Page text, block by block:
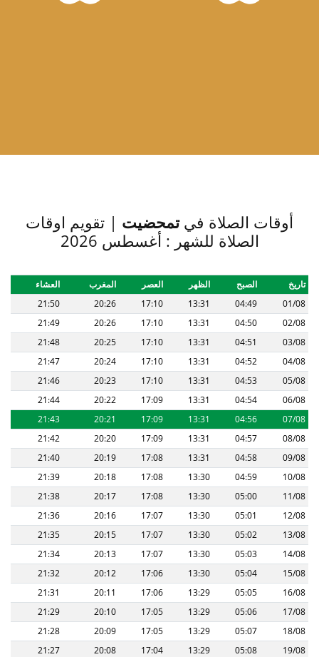
أوقات الصلاة فيتمحضيت | تقويم اوقات
الصلاة للشهر : أغسطس 2026
تاريخ الصبح الظهر العصر المغرب
العشاء
01/08
04:49
13:31
17:10
20:26
21:50
02/08
04:50
13:31
17:10
20:26
21:49
03/08
04:51
13:31
17:10
20:25
21:48
04/08
04:52
13:31
17:10
20:24
21:47
05/08
04:53
13:31
17:10
20:23
21:46
06/08
04:54
13:31
17:09
20:22
21:44
07/08
04:56
13:31
17:09
20:21
21:43
08/08
04:57
13:31
17:09
20:20
21:42
09/08
04:58
13:31
17:08
20:19
21:40
10/08
04:59
13:30
17:08
20:18
21:39
11/08
05:00
13:30
17:08
20:17
21:38
12/08
05:01
13:30
17:07
20:16
21:36
13/08
05:02
13:30
17:07
20:15
21:35
14/08
05:03
13:30
17:07
20:13
21:34
15/08
05:04
13:30
17:06
20:12
21:32
16/08
05:05
13:29
17:06
20:11
21:31
17/08
05:06
13:29
17:05
20:10
21:29
18/08
05:07
13:29
17:05
20:09
21:28
19/08
05:08
13:29
17:04
20:08
21:27